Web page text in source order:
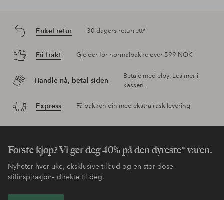
Enkel retur 30 dagers returrett*
Fri frakt Gjelder for normalpakke over 599 NOK
Handle nå, betal siden
Betale med elpy. Les mer i
kassen.
Express Få pakken din med ekstra rask levering
Første kjøp? Vi ger deg 40% på den dyreste* varen.
Nyheter hver uke, eksklusive tilbud og en stor dose
stilinspirasjon– direkte til deg.